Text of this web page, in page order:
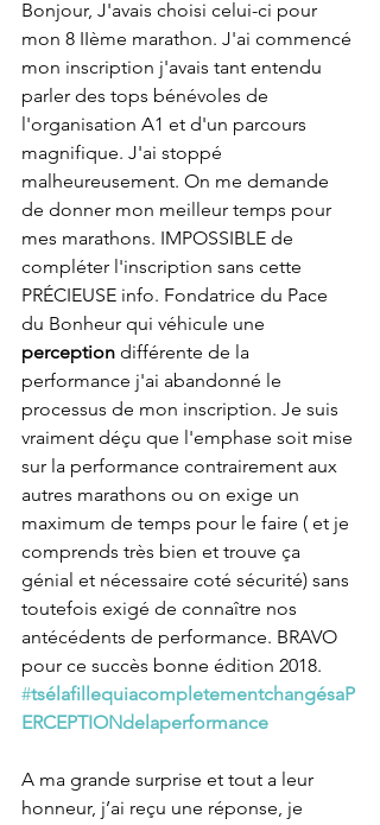
Bonjour, J'avais choisi celui-ci pour
mon 8 IIème marathon. J'ai commencé
mon inscription j'avais tant entendu
parler des tops bénévoles de
l'organisation A1 et d'un parcours
magnifique. J'ai stoppé
malheureusement. On me demande
de donner mon meilleur temps pour
mes marathons. IMPOSSIBLE de
compléter l'inscription sans cette
PRÉCIEUSE info. Fondatrice du Pace
du Bonheur qui véhicule une
perception différente de la
performance j'ai abandonné le
processus de mon inscription. Je suis
vraiment déçu que l'emphase soit mise
sur la performance contrairement aux
autres marathons ou on exige un
maximum de temps pour le faire ( et je
comprends très bien et trouve ça
génial et nécessaire coté sécurité) sans
toutefois exigé de connaître nos
antécédents de performance. BRAVO
pour ce succès bonne édition 2018.
#tsélafillequiacompletementchangésaP
ERCEPTIONdelaperformance
A ma grande surprise et tout a leur
honneur, j’ai reçu une réponse, je